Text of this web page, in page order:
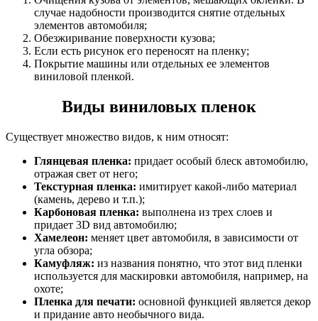
случае надобности производится снятие отдельных
элементов автомобиля;
Обезжиривание поверхности кузова;
Если есть рисунок его переносят на пленку;
Покрытие машины или отдельных ее элементов
виниловой пленкой.
Виды виниловых пленок
Существует множество видов, к ним относят:
Глянцевая пленка: придает особый блеск автомобилю,
отражая свет от него;
Текстурная пленка: имитирует какой-либо материал
(камень, дерево и т.п.);
Карбоновая пленка: выполнена из трех слоев и
придает 3D вид автомобилю;
Хамелеон: меняет цвет автомобиля, в зависимости от
угла обзора;
Камуфляж: из названия понятно, что этот вид пленки
используется для маскировки автомобиля, например, на
охоте;
Пленка для печати: основной функцией является декор
и придание авто необычного вида.